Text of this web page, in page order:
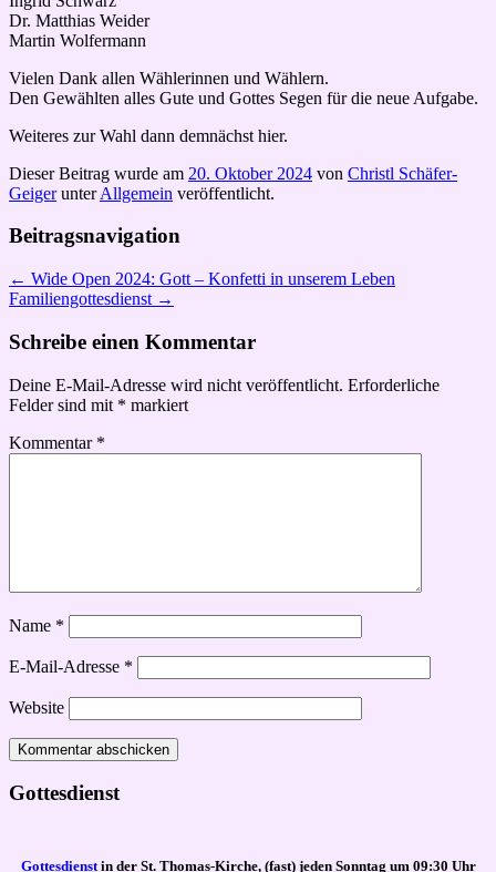
Dr. Matthias Weider
Martin Wolfermann
Vielen Dank allen Wählerinnen und Wählern.
Den Gewählten alles Gute und Gottes Segen für die neue Aufgabe.
Weiteres zur Wahl dann demnächst hier.
Dieser Beitrag wurde am 20. Oktober 2024 von Christl Schäfer-
GeigerunterAllgemein veröffentlicht.
Beitragsnavigation
← Wide Open 2024: Gott – Konfetti in unserem Leben
Familiengottesdienst →
Schreibe einen Kommentar
Deine E-Mail-Adresse wird nicht veröffentlicht. Erforderliche
Felder sind mit * markiert
Kommentar *
Name *
E-Mail-Adresse *
Website
Gottesdienst
Gottesdienstin der St. Thomas-Kirche, (fast) jeden Sonntag um 09:30 Uhr